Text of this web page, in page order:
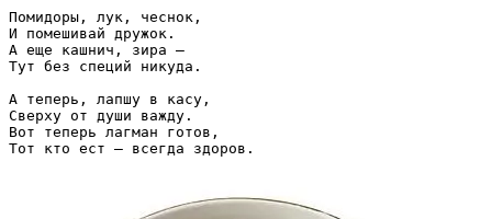
Помидоры, лук, чеснок,
И помешивай дружок.
А еще кашнич, зира –
Тут без специй никуда.
А теперь, лапшу в касу,
Сверху от души важду.
Вот теперь лагман готов,